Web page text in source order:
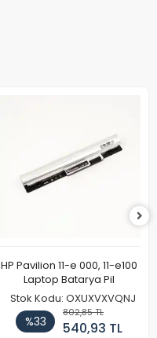
HP Pavilion 11-e 000, 11-e100
Laptop Batarya Pil
Stok Kodu: OXUXVXVQNJ
%33
802,85 TL
540,93 TL